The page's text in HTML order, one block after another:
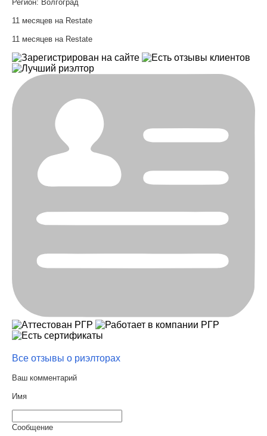
Регион: Волгоград
11 месяцев на Restate
11 месяцев на Restate
Все отзывы о риэлторах
Ваш комментарий
Имя
Сообщение